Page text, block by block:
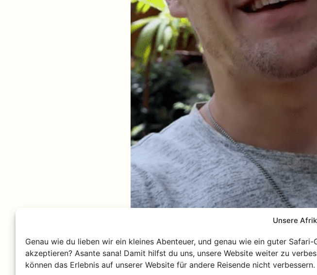
Unsere
Genau wie du lieben wir ein kleines Abenteuer, und genau wie ein guter
akzeptieren? Asante sana! Damit hilfst du uns, unsere Website weiter zu
können das Erlebnis auf unserer Website für andere Reisende nicht verbessern.